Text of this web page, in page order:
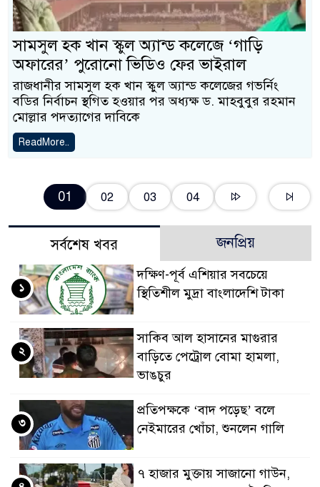
সামসুল হক খান স্কুল অ্যান্ড কলেজে ‘গাড়ি
অফারের’ পুরোনো ভিডিও ফের ভাইরাল
রাজধানীর সামসুল হক খান স্কুল অ্যান্ড কলেজের গভর্নিং
বডির নির্বাচন স্থগিত হওয়ার পর অধ্যক্ষ ড. মাহবুবুর রহমান
মোল্লার পদত্যাগের দাবিকে
ReadMore..
01 02 03 04
সর্বশেষ খবর জনপ্রিয়
দক্ষিণ-পূর্ব এশিয়ার সবচেয়ে
স্থিতিশীল মুদ্রা বাংলাদেশি টাকা
১
সাকিব আল হাসানের মাগুরার
বাড়িতে পেট্রোল বোমা হামলা,
ভাঙচুর
২
প্রতিপক্ষকে ‘বাদ পড়েছ’ বলে
নেইমারের খোঁচা, শুনলেন গালি
৩
৭ হাজার মুক্তায় সাজানো গাউন,